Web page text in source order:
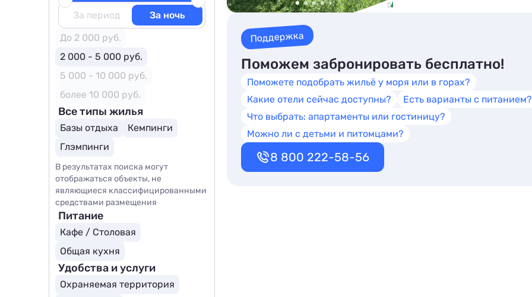
Поддержка
Поможем забронировать бесплатно!
Поможете подобрать жильё у моря или в горах?
Какие отели сейчас доступны?
Есть варианты с питанием?
Что выбрать: апартаменты или гостиницу?
Можно ли с детьми и питомцами?
8 800 222-58-56
За период
За ночь
До 2 000 руб.
2 000 - 5 000 руб.
5 000 - 10 000 руб.
более 10 000 руб.
Все типы жилья
Базы отдыха
Кемпинги
Глэмпинги
В результатах поиска могут
отображаться объекты, не
являющиеся классифицированными
средствами размещения
Питание
Кафе / Столовая
Общая кухня
Удобства и услуги
Охраняемая территория